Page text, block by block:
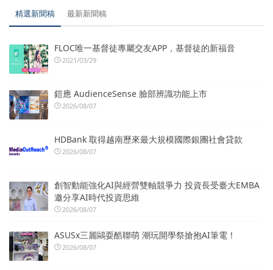
精選新聞稿 最新新聞稿
FLOC唯一基督徒專屬交友APP，基督徒的新福音
2021/03/29
鎧應 AudienceSense 臉部辨識功能上市
2026/08/07
HDBank 取得越南歷來最大規模國際銀團社會貸款
2026/08/07
創智動能強化AI與經營雙軸競爭力 投資長受臺大EMBA
邀分享AI時代投資思維
2026/08/07
ASUSx三麗鷗耍酷聯萌 潮玩開學祭搶抱AI筆電！
2026/08/07